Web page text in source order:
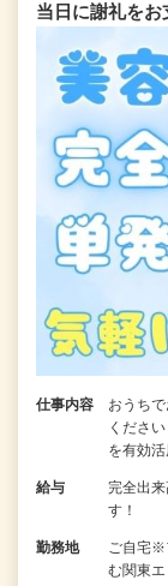
当日に謝礼を
仕事内容
おうち
くださ
を有効
給与
完全出
す！
勤務地
ご自宅※
む関東